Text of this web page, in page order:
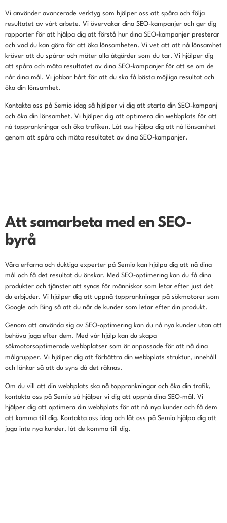
Vi använder avancerade verktyg som hjälper oss att spåra och följa
resultatet av vårt arbete. Vi övervakar dina SEO-kampanjer och ger dig
rapporter för att hjälpa dig att förstå hur dina SEO-kampanjer presterar
och vad du kan göra för att öka lönsamheten. Vi vet att att nå lönsamhet
kräver att du spårar och mäter alla åtgärder som du tar. Vi hjälper dig
att spåra och mäta resultatet av dina SEO-kampanjer för att se om de
når dina mål. Vi jobbar hårt för att du ska få bästa möjliga resultat och
öka din lönsamhet.
Kontakta oss på Semio idag så hjälper vi dig att starta din SEO-kampanj
och öka din lönsamhet. Vi hjälper dig att optimera din webbplats för att
nå topprankningar och öka trafiken. Låt oss hjälpa dig att nå lönsamhet
genom att spåra och mäta resultatet av dina SEO-kampanjer.
Att samarbeta med en SEO-
byrå
Våra erfarna och duktiga experter på Semio kan hjälpa dig att nå dina
mål och få det resultat du önskar. Med SEO-optimering kan du få dina
produkter och tjänster att synas för människor som letar efter just det
du erbjuder. Vi hjälper dig att uppnå topprankningar på sökmotorer som
Google och Bing så att du når de kunder som letar efter din produkt.
Genom att använda sig av SEO-optimering kan du nå nya kunder utan att
behöva jaga efter dem. Med vår hjälp kan du skapa
sökmotorsoptimerade webbplatser som är anpassade för att nå dina
målgrupper. Vi hjälper dig att förbättra din webbplats struktur, innehåll
och länkar så att du syns då det räknas.
Om du vill att din webbplats ska nå topprankningar och öka din trafik,
kontakta oss på Semio så hjälper vi dig att uppnå dina SEO-mål. Vi
hjälper dig att optimera din webbplats för att nå nya kunder och få dem
att komma till dig. Kontakta oss idag och låt oss på Semio hjälpa dig att
jaga inte nya kunder, låt de komma till dig.